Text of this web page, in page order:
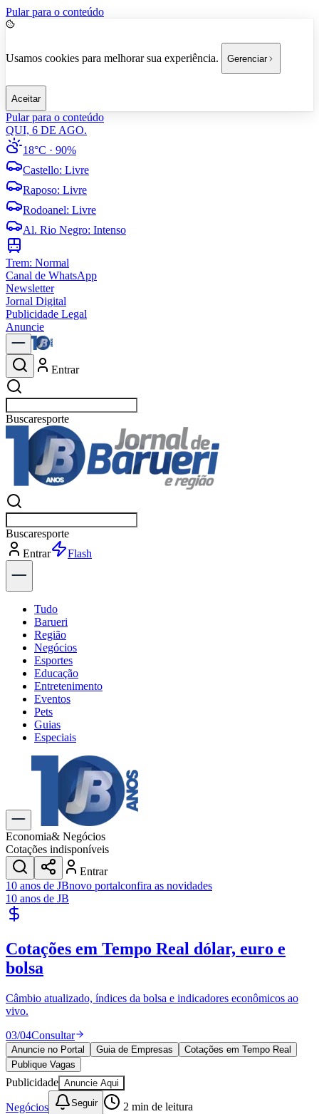
Pular para o conteúdo
Usamos cookies para melhorar sua experiência. Gerenciar
Aceitar
Pular para o conteúdo
QUI, 6 DE AGO.
18°C · 90%
Castello: Livre
Raposo: Livre
Rodoanel: Livre
Al. Rio Negro: Intenso
Trem: Normal
Canal de WhatsApp
Newsletter
Jornal Digital
Publicidade Legal
Anuncie
Entrar
Buscarn
Buscarn
Entrar
Explorar
Tudo
Barueri
Região
Negócios
Esportes
Educação
Entretenimento
Eventos
Pets
Guias
Especiais
Explore Tudo
Últimas Notícias
Previsão do Tempo
Trânsito e Rotas
Dia a Dia & Lazer
Transportes
Gastronomia
Cinema & Shows
JogosNovo
Para Sua Empresa
Cadastrar Empresa
Divulgar VagasNovo
Publicidade Legal
Política
Saúde
Segurança
Cultura
Meio Ambiente
Obras
Educação
Economia& Negócios
Cotações indisponíveis
Entrar
10 anos de JBnovo portalconfira as novidades
10 anos de JB
Cotações em Tempo Real dólar, euro e
bolsa
Câmbio atualizado, índices da bolsa e indicadores econômicos ao
vivo.
03/04Consultar
Anuncie no Portal Guia de Empresas
Cotações em Tempo Real
Publique Vagas
Publicidade Anuncie Aqui
Negócios Seguir 2 min de leitura